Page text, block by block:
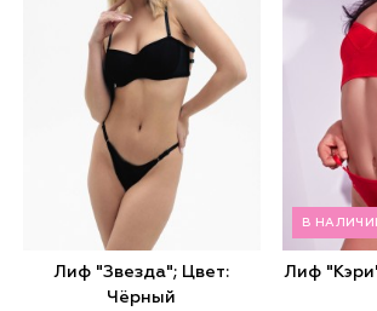
Лиф "Звезда"; Цвет:
Чёрный
В
Лиф